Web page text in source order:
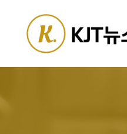
content